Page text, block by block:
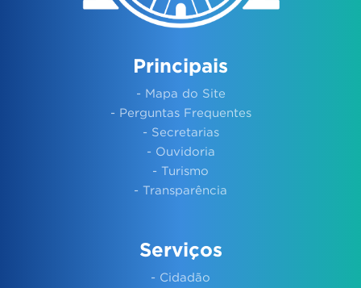
Principais
- Mapa do Site
- Perguntas Frequentes
- Secretarias
- Ouvidoria
- Turismo
- Transparência
Serviços
- Cidadão